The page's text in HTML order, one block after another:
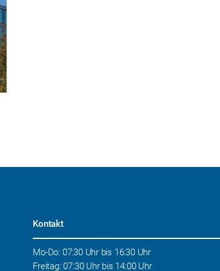
Kontakt
Mo-Do: 07:30 Uhr bis 16:30 Uhr
Freitag: 07:30 Uhr bis 14:00 Uhr